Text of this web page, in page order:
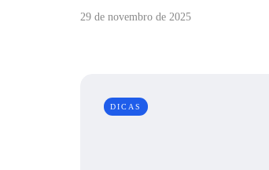
29 de novembro de 2025
DICAS